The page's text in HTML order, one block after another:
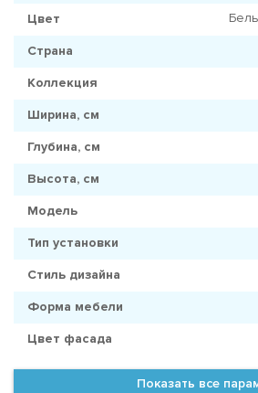
Цвет
Страна
Коллекция
Ширина, см
Глубина, см
Высота, см
Модель
Тип установки
Стиль дизайна
Форма мебели
Цвет фасада
Показать все